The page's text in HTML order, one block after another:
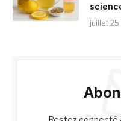
juillet